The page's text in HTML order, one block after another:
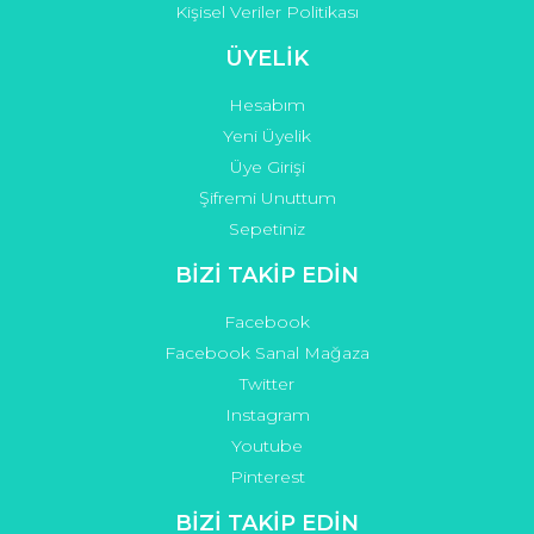
Kişisel Veriler Politikası
ÜYELİK
Hesabım
Yeni Üyelik
Üye Girişi
Şifremi Unuttum
Sepetiniz
BİZİ TAKİP EDİN
Facebook
Facebook Sanal Mağaza
Twitter
Instagram
Youtube
Pinterest
BİZİ TAKİP EDİN